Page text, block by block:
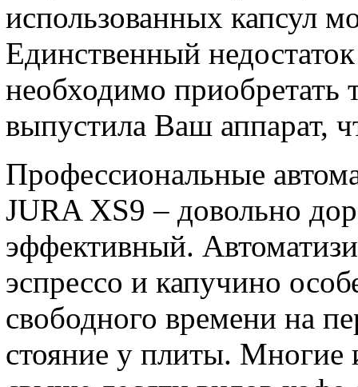
использованных капсул
Единственный
необходимо приобретать
выпустила Ваш аппарат,
Профессиональные
JURA XS9 – довольно
эффективный.
эспрессо и капучино
свободного времени на
стояние у плиты. Многие